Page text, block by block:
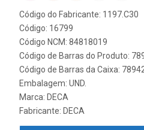
Código do Fabricante: 1197.C30
Código: 16799
Código NCM: 84818019
Código de Barras do Produto:
Código de Barras da Caixa:
Embalagem: UND.
Marca: DECA
Fabricante: DECA